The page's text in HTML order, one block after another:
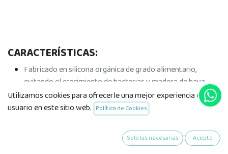
CARACTERÍSTICAS:
Fabricado en silicona orgánica de grado alimentario,
evitando el crecimiento de bacterias y madera de haya.
Su diseño práctico y original, es perfecto para aprender a
comer.
Fomenta la independencia y autoestima del pequeño que
aprenderá a comer solito sin derramar la comida.
Plato con ventosa, vaso y cuchara ergonómica.
Utilizamos cookies para ofrecerle una mejor experiencia de
usuario en este sitio web. Política de Cookies
Solo las necesarias Acepto